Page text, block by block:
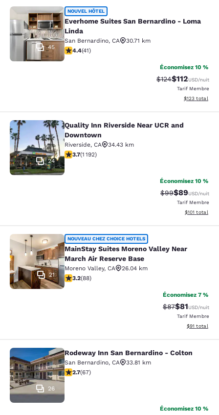
Everhome Suites San Bernardino -
45
NOUVEL HÔTEL
Everhome Suites San Bernardino - Loma
Linda
San Bernardino, CA
30.71 km
4.39 étoiles. Excellent. 41 commentaires
4.4(41)
Économisez 10 %
Tarif barré :
$124Tarif réduit :
$112USD/nuit
Tarif Membre
Afficher les
$123 total
Quality Inn Riverside Near UCR
24
Quality Inn Riverside Near UCR and
Downtown
Riverside, CA
34.43 km
3.66 étoiles. Bien. 1192 commentaires
3.7(1 192)
Économisez 10 %
Tarif barré :
$99Tarif réduit :
$89USD/nuit
Tarif Membre
Afficher les
$101 total
MainStay Suites Moreno Valley
21
NOUVEAU CHEZ CHOICE HOTELS
MainStay Suites Moreno Valley Near
March Air Reserve Base
Moreno Valley, CA
26.04 km
3.16 étoiles. Bien. 88 commentaires
3.2(88)
Économisez 7 %
Tarif barré :
$87Tarif réduit :
$81USD/nuit
Tarif Membre
Afficher les
$91 total
Rodeway Inn San Bernardino -
26
Rodeway Inn San Bernardino - Colton
San Bernardino, CA
33.81 km
2.72 étoiles. Moyen. 67 commentaires
2.7(67)
Économisez 10 %